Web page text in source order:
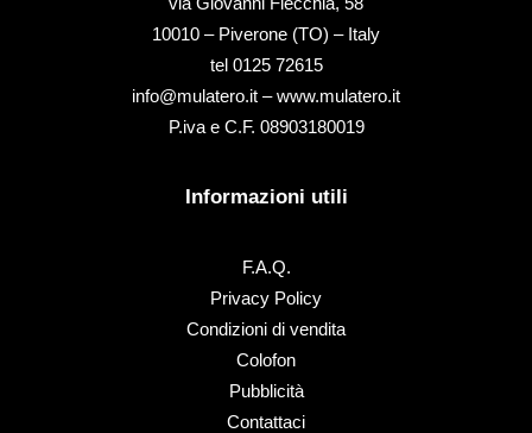
10010 – Piverone (TO) – Italy
tel ‭0125 72615‬
info@mulatero.it –www.mulatero.it
P.iva e C.F. 08903180019
Informazioni utili
F.A.Q.
Privacy Policy
Condizioni di vendita
Colofon
Pubblicità
Contattaci